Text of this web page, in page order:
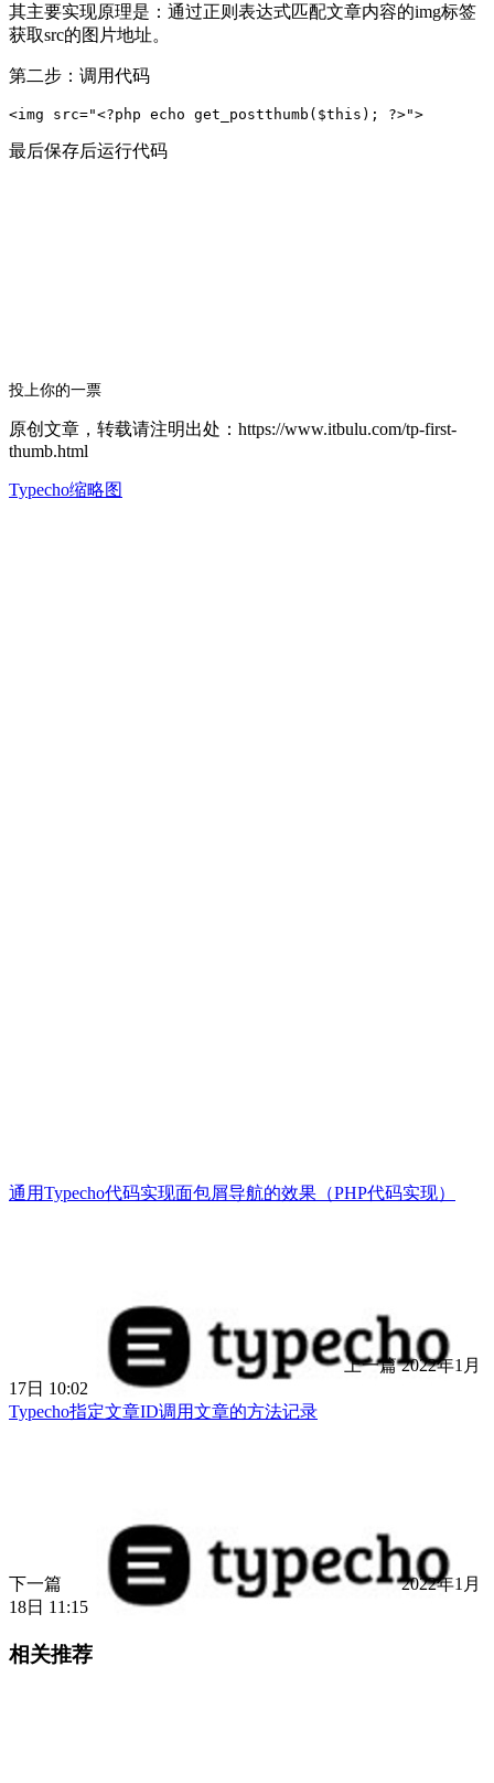
其主要实现原理是：通过正则表达式匹配文章内容的img标签
获取src的图片地址。
第二步：调用代码
最后保存后运行代码
投上你的一票
原创文章，转载请注明出处：https://www.itbulu.com/tp-first-
thumb.html
Typecho缩略图
通用Typecho代码实现面包屑导航的效果（PHP代码实现）
上一篇 2022年1月
17日 10:02
Typecho指定文章ID调用文章的方法记录
下一篇
2022年1月
18日 11:15
相关推荐